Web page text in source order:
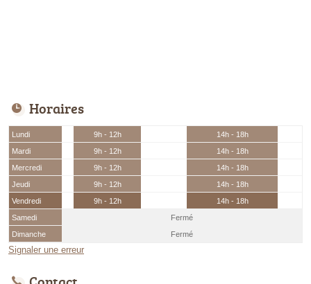
Horaires
Lundi 9h - 12h
14h - 18h
Mardi
9h - 12h
14h - 18h
Mercredi
9h - 12h
14h - 18h
Jeudi
9h - 12h
14h - 18h
Vendredi
9h - 12h
14h - 18h
Samedi
Fermé
Dimanche
Fermé
Signaler une erreur